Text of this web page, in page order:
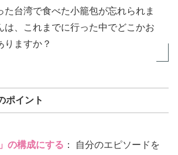
た台湾で食べた小籠包が忘れられま
は、これまでに行った中でどこかお
りますか？
ポイント
の構成にする ： 自分のエピソードを